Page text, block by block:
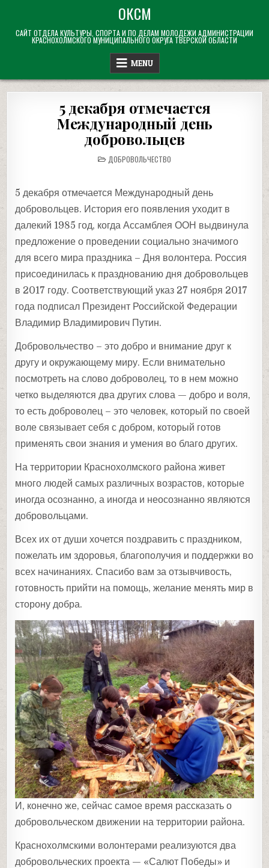
content
ОКСМ
САЙТ ОТДЕЛА КУЛЬТУРЫ, СПОРТА И ПО ДЕЛАМ МОЛОДЕЖИ АДМИНИСТРАЦИИ
КРАСНОХОЛМСКОГО МУНИЦИПАЛЬНОГО ОКРУГА ТВЕРСКОЙ ОБЛАСТИ
MENU
5 декабря отмечается
Международный день
добровольцев
POSTED
IN
ДОБРОВОЛЬЧЕСТВО
5 декабря отмечается Международный день
добровольцев. История его появления уходит в
далекий 1985 год, когда Ассамблея ООН выдвинула
предложение о проведении социально значимого
для всего мира праздника – Дня волонтера. Россия
присоединилась к празднованию дня добровольцев
в 2017 году. Соответствующий указ 27 ноября 2017
года подписал Президент Российской Федерации
Владимир Владимирович Путин.
Добровольчество – это добро и внимание друг к
другу и окружающему миру. Если внимательно
посмотреть на слово доброволец, то в нем можно
четко выделяются два других слова — добро и воля,
то есть доброволец – это человек, который по своей
воле связывает себя с добром, который готов
применять свои знания и умения во благо других.
На территории Краснохолмского района живет
много людей самых различных возрастов, которые
иногда осознанно, а иногда и неосознанно являются
добровольцами.
Всех их от души хочется поздравить с праздником,
пожелать им здоровья, благополучия и поддержки во
всех начинаниях. Спасибо вам за отзывчивость,
готовность прийти на помощь, желание менять мир в
сторону добра.
И, конечно же, сейчас самое время рассказать о
добровольческом движении на территории района.
Краснохолмскими волонтерами реализуются два
добровольческих проекта — «Салют Победы» и